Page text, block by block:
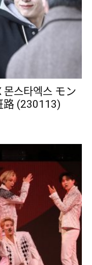
스타엑스 モン
路 (230113)